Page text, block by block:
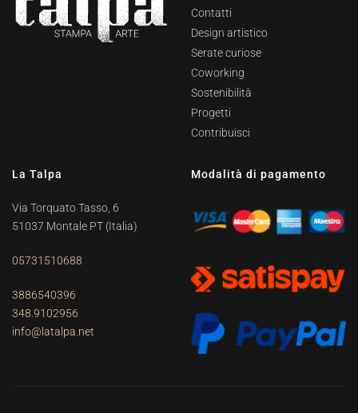
Contatti
Design artistico
Serate curiose
Coworking
Sostenibilità
Progetti
Contribuisci
La Talpa
Via Torquato Tasso, 6
51037 Montale PT (Italia)
05731510688
3886540396
348.9102956
info@latalpa.net
Modalità di pagamento